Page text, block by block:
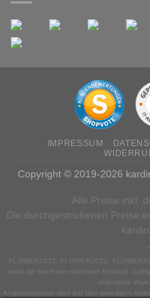
IMPRESSUM
Copyright © 2019-2026
Alle Preise inkl.
Die durchgestrichenen Preise
FLOWER1022, FLOWER2022,
weist.de bei Ihrem nächsten Einkauf.
reduzierte
Angebotspreise sind auf den jeweiligen